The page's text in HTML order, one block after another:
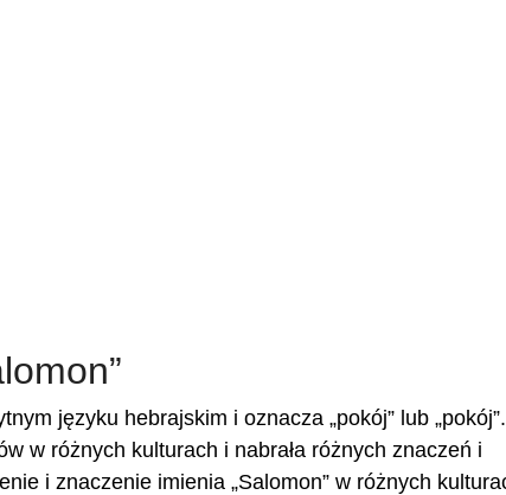
języku hebrajskim i oznacza „pokój” lub „pokój”.
w różnych kulturach i nabrała różnych znaczeń i
i znaczenie imienia „Salomon” w różnych